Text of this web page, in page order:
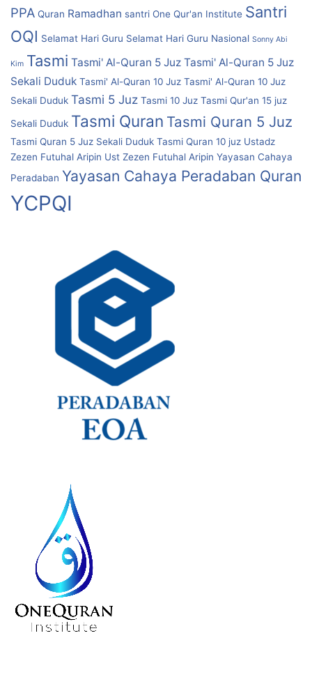
PPA Quran Ramadhan santri One Qur'an Institute Santri
OQI Selamat Hari Guru Selamat Hari Guru Nasional Sonny Abi
Kim Tasmi Tasmi' Al-Quran 5 Juz Tasmi' Al-Quran 5 Juz
Sekali Duduk Tasmi' Al-Quran 10 Juz Tasmi' Al-Quran 10 Juz
Sekali Duduk Tasmi 5 Juz Tasmi 10 Juz Tasmi Qur'an 15 juz
Sekali Duduk Tasmi Quran Tasmi Quran 5 Juz
Tasmi Quran 5 Juz Sekali Duduk Tasmi Quran 10 juz Ustadz
Zezen Futuhal Aripin Ust Zezen Futuhal Aripin Yayasan Cahaya
Peradaban Yayasan Cahaya Peradaban Quran
YCPQI